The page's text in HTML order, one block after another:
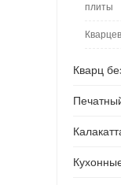
плиты
Кварц